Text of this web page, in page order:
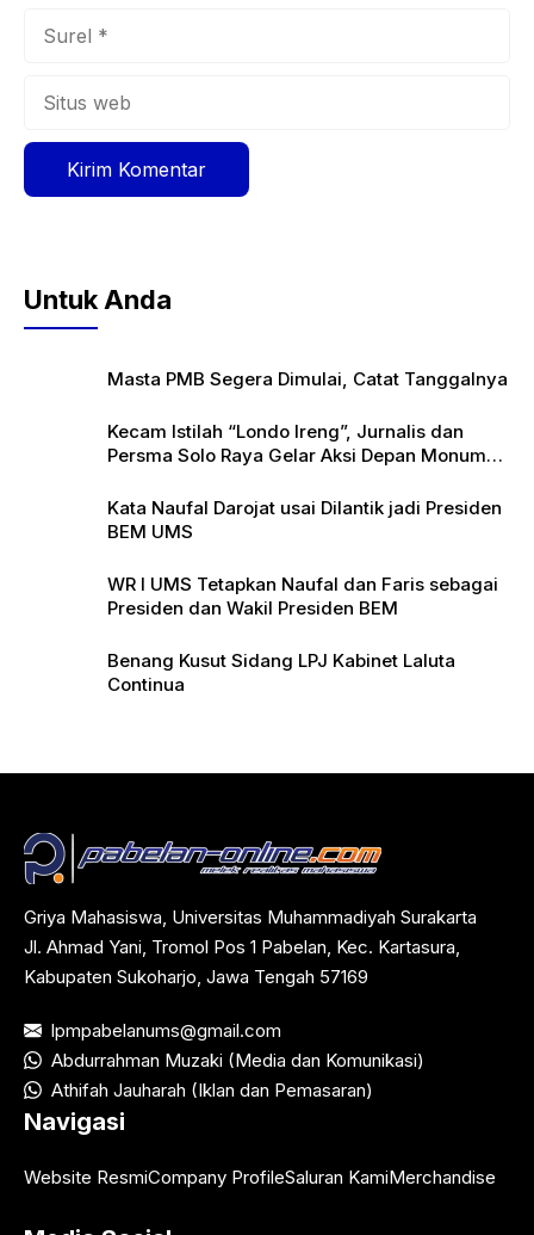
Untuk Anda
Masta PMB Segera Dimulai, Catat Tanggalnya
Kecam Istilah “Londo Ireng”, Jurnalis dan
Persma Solo Raya Gelar Aksi Depan Monumen
Kata Naufal Darojat usai Dilantik jadi Presiden
BEM UMS
WR I UMS Tetapkan Naufal dan Faris sebagai
Presiden dan Wakil Presiden BEM
Benang Kusut Sidang LPJ Kabinet Laluta
Continua
Griya Mahasiswa, Universitas Muhammadiyah Surakarta
Jl. Ahmad Yani, Tromol Pos 1 Pabelan, Kec. Kartasura,
Kabupaten Sukoharjo, Jawa Tengah 57169
lpmpabelanums@gmail.com
Abdurrahman Muzaki (Media dan Komunikasi)
Athifah Jauharah (Iklan dan Pemasaran)
Navigasi
Website ResmiCompany ProfileSaluran KamiMerchandise